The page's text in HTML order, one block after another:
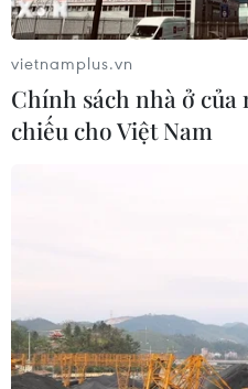
vietnamplus.vn
Chính sách nhà ở của
chiếu cho Việt Nam